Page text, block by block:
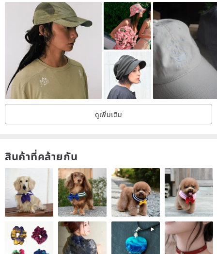
『Exclusive』++++++
(((Stored well, folded and placed in the bag when traveling, there
will be no wrinkles, convenient and easy to store!!!)))
product features:
☆ Modeling---Japanese elastic cotton lining, fixed version.
☆ Pattern type---With the [French romantic big wave brim] as the
main concept, it is an exclusive pattern-making design.
☆ Limited edition---a small amount of digital, purely handmade.
▪︎Cap circumference size: about 56-58cm
▪︎Specifications: Hat (body) depth is about 9cm + brim is about
8.5cm
▪︎Material: cotton cloth, cotton lining
▪︎Washing method: hand wash, dry naturally, not dry
ดูเพิ่มเติม
สินค้าที่คล้ายกัน